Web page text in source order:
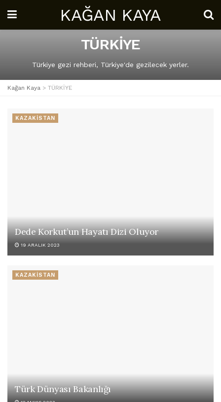
KAĞAN KAYA
TÜRKİYE
Türkiye gezi rehberi, Türkiye'de gezilecek yerler.
Kağan Kaya > TÜRKİYE
KAZAKİSTAN
Dede Korkut’un Hayatı Dizi Oluyor
19 ARALIK 2023
KAZAKİSTAN
Türk Dünyası Bakanlığı